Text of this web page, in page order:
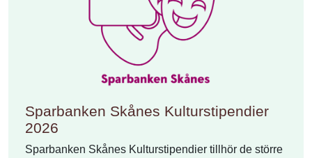
Sparbanken Skånes Kulturstipendier
2026
Sparbanken Skånes Kulturstipendier tillhör de större